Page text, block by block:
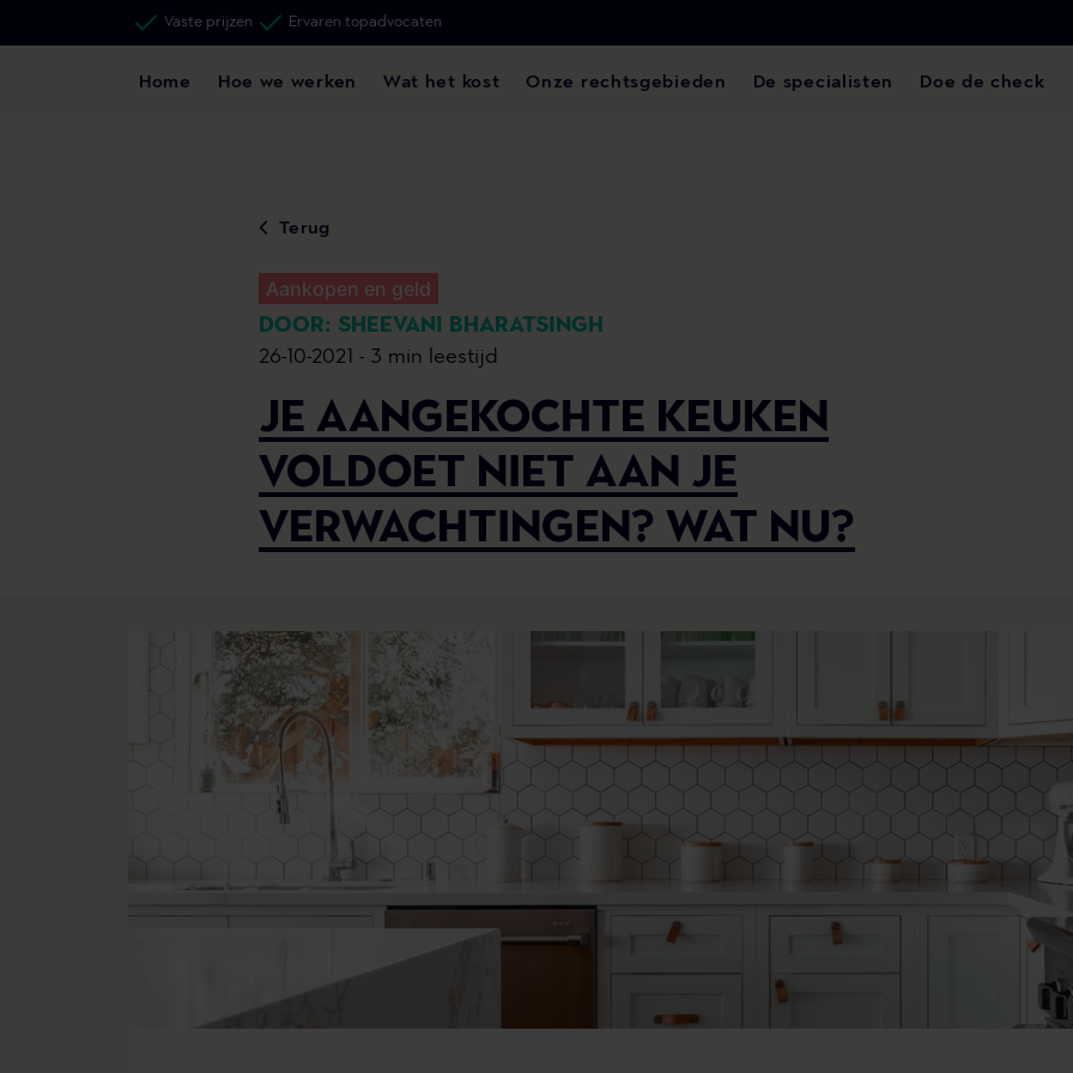
Vaste prijzen Ervaren topadvocaten
Home Hoe we werken Wat het kost Onze rechtsgebieden De specialisten Doe de check
Terug
Aankopen en geld
DOOR: SHEEVANI BHARATSINGH
26-10-2021 - 3 min leestijd
JE AANGEKOCHTE KEUKEN
VOLDOET NIET AAN JE
VERWACHTINGEN? WAT NU?